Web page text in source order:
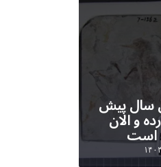
میلیون سال پیش
و الان
است